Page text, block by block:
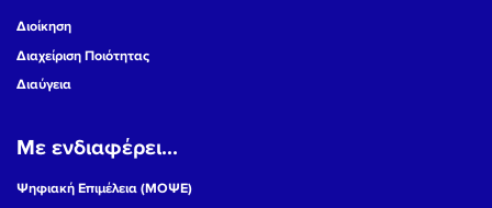
Διοίκηση
Διαχείριση Ποιότητας
Διαύγεια
Με ενδιαφέρει...
Ψηφιακή Επιμέλεια (ΜΟΨΕ)